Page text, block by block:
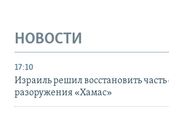
НОВОСТИ
17:10
Израиль решил восстановить часть
разоружения «Хамас»